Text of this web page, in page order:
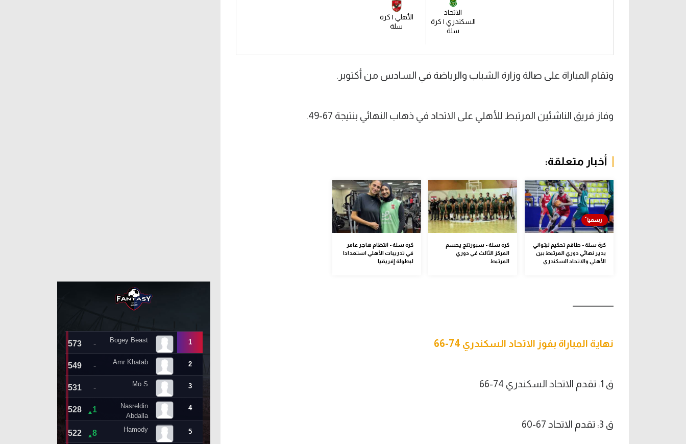
الاتحاد
السكندري | كرة
سلة
الأهلي | كرة
سلة
وتقام المباراة على صالة وزارة الشباب والرياضة في السادس من أكتوبر.
وفاز فريق الناشئين المرتبط للأهلي على الاتحاد في ذهاب النهائي بنتيجة 67-49.
أخبار متعلقة:
كرة سلة - طاقم تحكيم ليتواني
يدير نهائي دوري المرتبط بين
الأهلي والاتحاد السكندري
كرة سلة - سبورتنج يحسم
المركز الثالث في دوري
المرتبط
كرة سلة - انتظام هاجر عامر
في تدريبات الأهلي استعدادا
لبطولة إفريقيا
ــــــــــــــــــــ
نهاية المباراة بفوز الاتحاد السكندري 74-66
ق 1: تقدم الاتحاد السكندري 74-66
ق 3: تقدم الاتحاد 67-60